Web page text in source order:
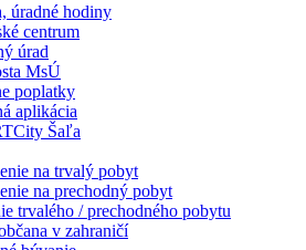
úradné hodiny
centrum
úrad
MsÚ
poplatky
aplikácia
Šaľa
na trvalý pobyt
na prechodný pobyt
trvalého / prechodného pobytu
v zahraničí